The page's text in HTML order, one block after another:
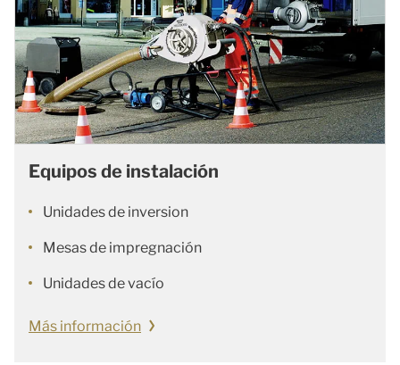
Equipos de instalación
Unidades de inversion
Mesas de impregnación
Unidades de vacío
Más información